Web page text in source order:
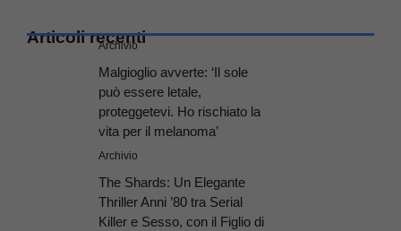
Articoli recenti
Archivio
Malgioglio avverte: ‘Il sole
può essere letale,
proteggetevi. Ho rischiato la
vita per il melanoma’
Archivio
The Shards: Un Elegante
Thriller Anni ’80 tra Serial
Killer e Sesso, con il Figlio di